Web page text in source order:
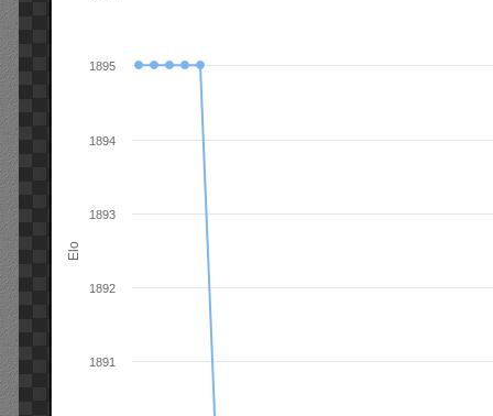
Elo
1891
1892
1893
1894
1895